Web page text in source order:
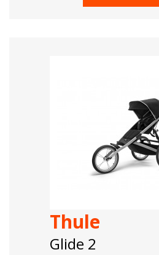
Thule
Glide 2